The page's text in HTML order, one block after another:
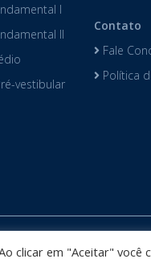
I
II
vestibular
Contato
Fale
Política
© Colégio Darwin
clicar em "Aceitar"